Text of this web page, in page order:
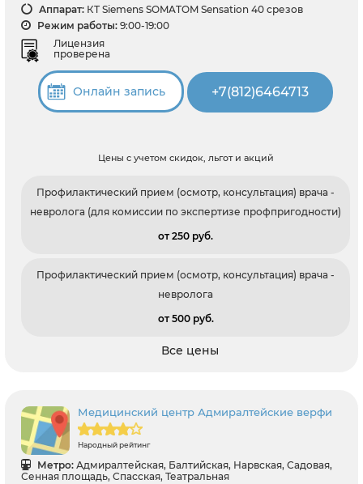
Аппарат: КТ Siemens SOMATOM Sensation 40 срезов
Режим работы: 9:00-19:00
Лицензия
проверена
Онлайн запись +7(812)6464713
Цены с учетом скидок, льгот и акций
Профилактический прием (осмотр, консультация) врача -
невролога (для комиссии по экспертизе профпригодности)
от 250 pуб.
Профилактический прием (осмотр, консультация) врача -
невролога
от 500 pуб.
Все цены
Медицинский центр Адмиралтейские верфи
Народный рейтинг
Метро: Адмиралтейская, Балтийская, Нарвская, Садовая,
Сенная площадь, Спасская, Театральная